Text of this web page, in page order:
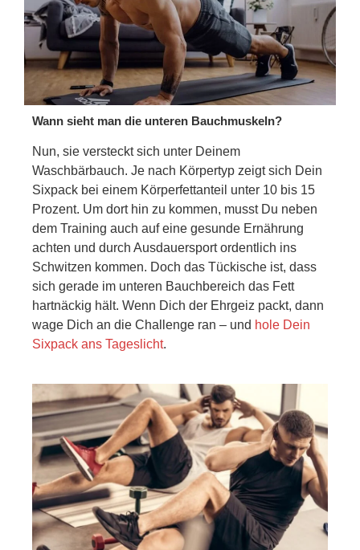
Wann sieht man die unteren Bauchmuskeln?
Nun, sie versteckt sich unter Deinem
Waschbärbauch. Je nach Körpertyp zeigt sich Dein
Sixpack bei einem Körperfettanteil unter 10 bis 15
Prozent. Um dort hin zu kommen, musst Du neben
dem Training auch auf eine gesunde Ernährung
achten und durch Ausdauersport ordentlich ins
Schwitzen kommen. Doch das Tückische ist, dass
sich gerade im unteren Bauchbereich das Fett
hartnäckig hält. Wenn Dich der Ehrgeiz packt, dann
wage Dich an die Challenge ran – und hole Dein
Sixpack ans Tageslicht.